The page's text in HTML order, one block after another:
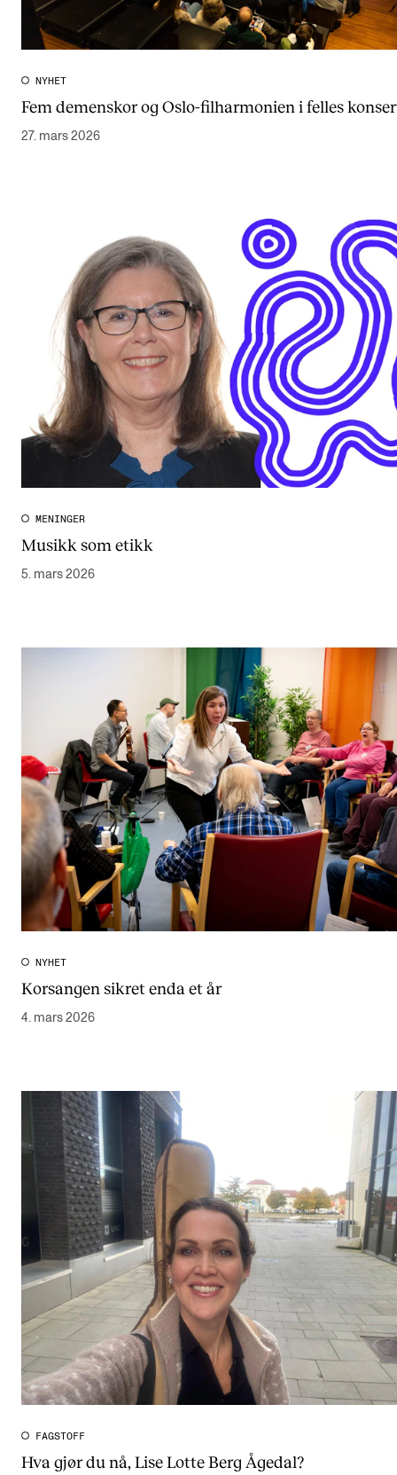
NYHET
Fem demenskor og Oslo-filharmonien i felles
27. mars 2026
MENINGER
Musikk som etikk
5. mars 2026
NYHET
Korsangen sikret enda et år
4. mars 2026
FAGSTOFF
Hva gjør du nå, Lise Lotte Berg Ågedal?